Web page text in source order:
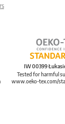
IW 00399
Tested for harmful
www.oeko-tex.com/